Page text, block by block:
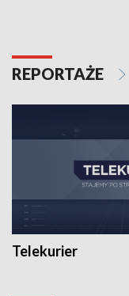
REPORTAŻE
Telekurier